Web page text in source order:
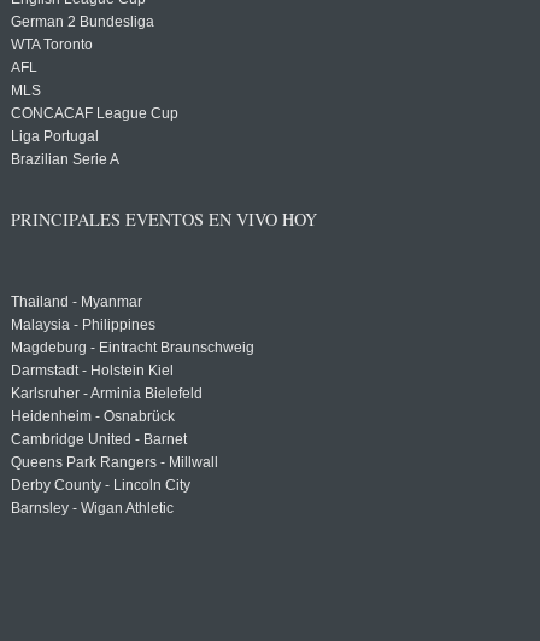
German 2 Bundesliga
WTA Toronto
AFL
MLS
CONCACAF League Cup
Liga Portugal
Brazilian Serie A
PRINCIPALES EVENTOS EN VIVO HOY
Thailand - Myanmar
Malaysia - Philippines
Magdeburg - Eintracht Braunschweig
Darmstadt - Holstein Kiel
Karlsruher - Arminia Bielefeld
Heidenheim - Osnabrück
Cambridge United - Barnet
Queens Park Rangers - Millwall
Derby County - Lincoln City
Barnsley - Wigan Athletic